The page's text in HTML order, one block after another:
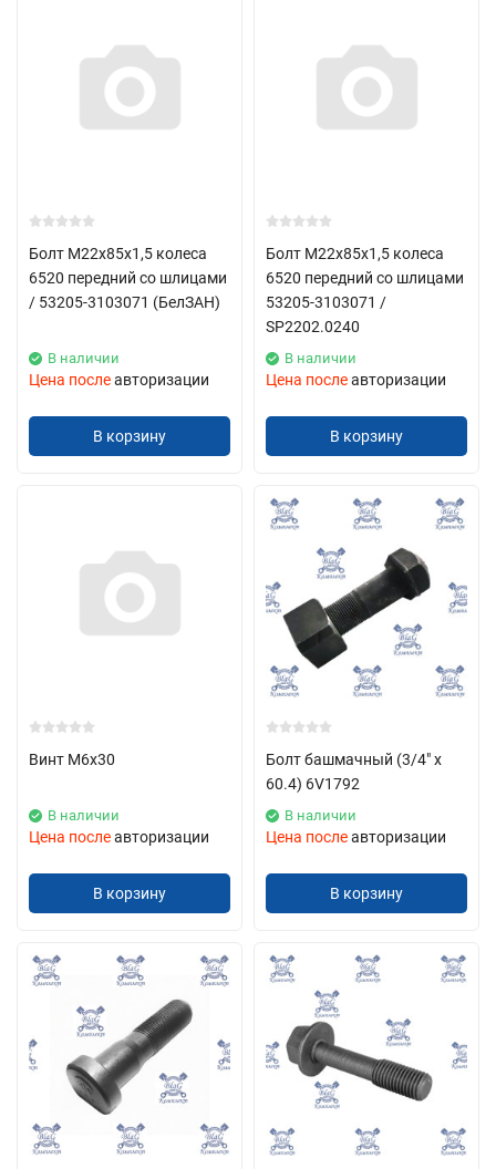
Болт М22х85х1,5 колеса
6520 передний со шлицами
/ 53205-3103071 (БелЗАН)
В наличии
Цена послеавторизации
В корзину
Болт М22х85х1,5 колеса
6520 передний со шлицами
53205-3103071 /
SP2202.0240
В наличии
Цена послеавторизации
В корзину
Винт М6х30
В наличии
Цена послеавторизации
В корзину
Болт башмачный (3/4" х
60.4) 6V1792
В наличии
Цена послеавторизации
В корзину